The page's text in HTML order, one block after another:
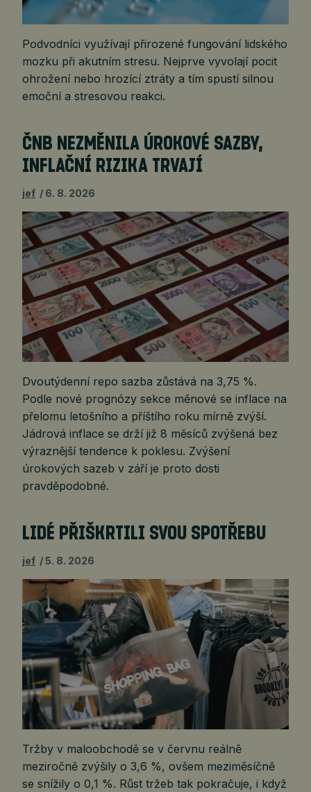
Podvodníci využívají přirozené fungování lidského
mozku při akutním stresu. Nejprve vyvolají pocit
ohrožení nebo hrozící ztráty a tím spustí silnou
emoční a stresovou reakci.
ČNB NEZMĚNILA ÚROKOVÉ SAZBY,
INFLAČNÍ RIZIKA TRVAJÍ
jef 6. 8. 2026
Dvoutýdenní repo sazba zůstává na 3,75 %.
Podle nové prognózy sekce měnové se inflace na
přelomu letošního a příštího roku mírně zvýší.
Jádrová inflace se drží již 8 měsíců zvýšená bez
výraznější tendence k poklesu. Zvýšení
úrokových sazeb v září je proto dosti
pravděpodobné.
LIDÉ PŘIŠKRTILI SVOU SPOTŘEBU
jef 5. 8. 2026
Tržby v maloobchodě se v červnu reálně
meziročně zvýšily o 3,6 %, ovšem meziměsíčně
se snížily o 0,1 %. Růst tržeb tak pokračuje, i když